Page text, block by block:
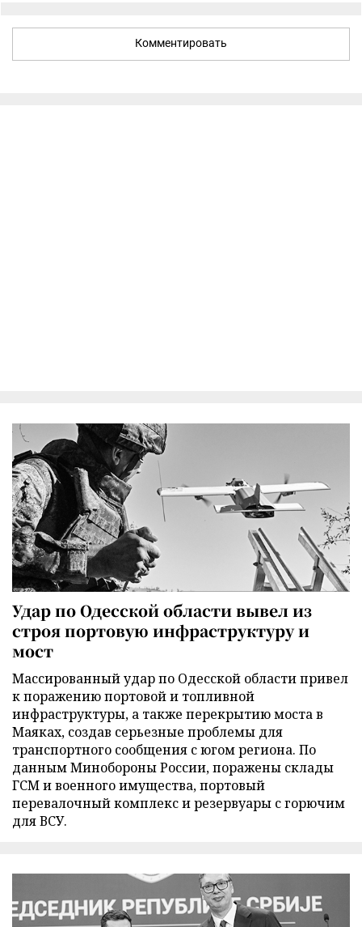
Комментировать
Удар по Одесской области вывел из
строя портовую инфраструктуру и
мост
Массированный удар по Одесской области привел
к поражению портовой и топливной
инфраструктуры, а также перекрытию моста в
Маяках, создав серьезные проблемы для
транспортного сообщения с югом региона. По
данным Минобороны России, поражены склады
ГСМ и военного имущества, портовый
перевалочный комплекс и резервуары с горючим
для ВСУ.